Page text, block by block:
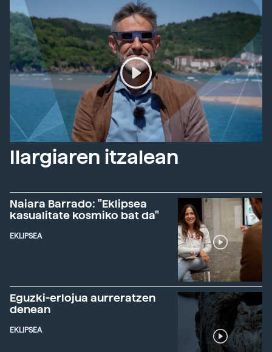
Ilargiaren itzalean
Naiara Barrado: "Eklipsea
kasualitate kosmiko bat da"
EKLIPSEA
Eguzki-erlojua aurreratzen
denean
EKLIPSEA